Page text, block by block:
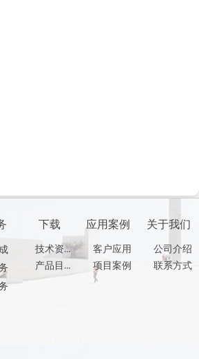
公司介绍
联系方式
客户应用
项目案例
技术资料
产品目录
关于我们
应用案例
下载